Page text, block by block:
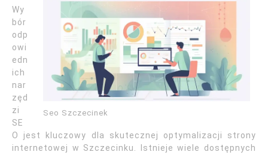
Seo Szczecinek
Wy
bór
odp
owi
edn
ich
nar
zęd
zi
SE
O jest kluczowy dla skutecznej optymalizacji strony
internetowej w Szczecinku. Istnieje wiele dostępnych